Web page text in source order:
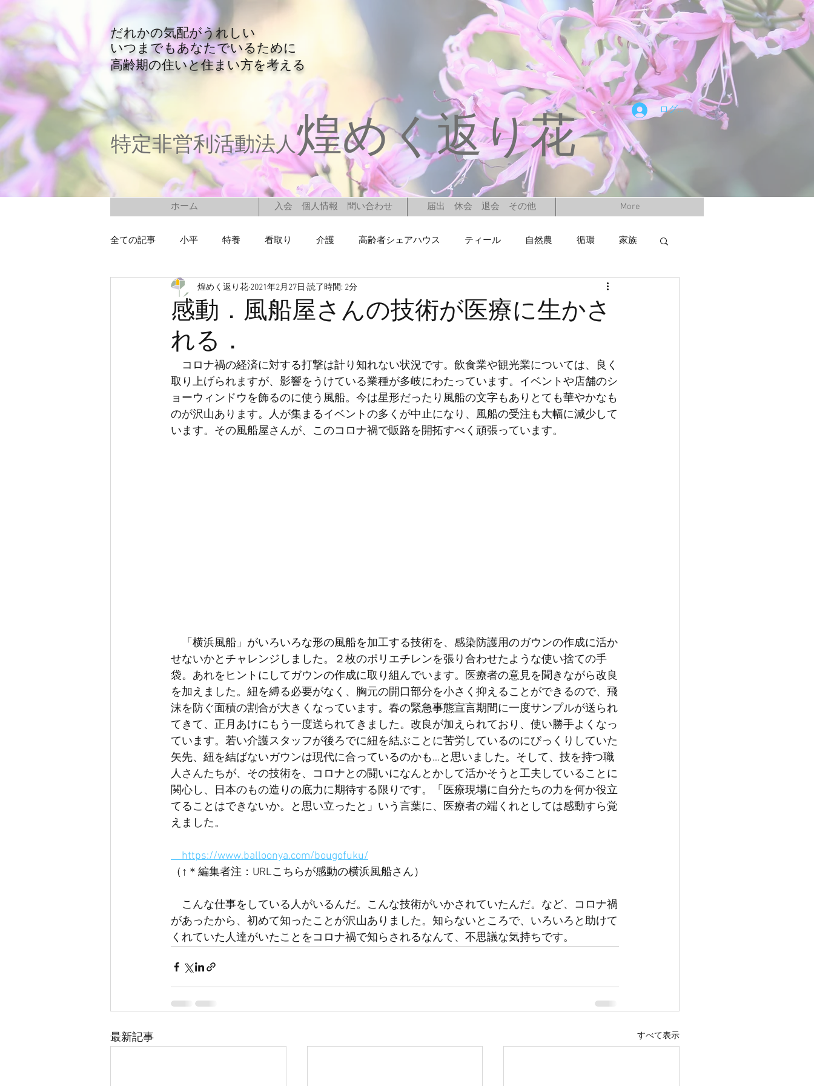
​だれかの気配がうれしい
​いつまでもあなたでいるために
​高齢期の住いと住まい方を考える
特定非営利活動法人煌めく返り花
ログイン
ホーム 入会 個人情報 問い合わせ 届出 休会 退会 その他 More
全ての記事 小平 特養 看取り 介護 高齢者シェアハウス ティール 自然農 循環 家族
救急車 医療 高齢者 孤独死
ACP
有料老人ホーム サービス付き高齢者向け住宅 サ高住
感動．風船屋さんの技術が医療に生かさ
れる．
煌めく返り花 2021年2月27日 読了時間: 2分
コロナ禍の経済に対する打撃は計り知れない状況です。飲食業や観光業については、良く
取り上げられますが、影響をうけている業種が多岐にわたっています。イベントや店舗のシ
ョーウィンドウを飾るのに使う風船。今は星形だったり風船の文字もありとても華やかなも
のが沢山あります。人が集まるイベントの多くが中止になり、風船の受注も大幅に減少して
います。その風船屋さんが、このコロナ禍で販路を開拓すべく頑張っています。
「横浜風船」がいろいろな形の風船を加工する技術を、感染防護用のガウンの作成に活か
せないかとチャレンジしました。２枚のポリエチレンを張り合わせたような使い捨ての手
袋。あれをヒントにしてガウンの作成に取り組んでいます。医療者の意見を聞きながら改良
を加えました。紐を縛る必要がなく、胸元の開口部分を小さく抑えることができるので、飛
沫を防ぐ面積の割合が大きくなっています。春の緊急事態宣言期間に一度サンプルが送られ
てきて、正月あけにもう一度送られてきました。改良が加えられており、使い勝手よくなっ
ています。若い介護スタッフが後ろでに紐を結ぶことに苦労しているのにびっくりしていた
矢先、紐を結ばないガウンは現代に合っているのかも…と思いました。そして、技を持つ職
人さんたちが、その技術を、コロナとの闘いになんとかして活かそうと工夫していることに
関心し、日本のもの造りの底力に期待する限りです。「医療現場に自分たちの力を何か役立
てることはできないか。と思い立ったと」いう言葉に、医療者の端くれとしては感動すら覚
えました。
https://www.balloonya.com/bougofuku/
（↑＊編集者注：URLこちらが感動の横浜風船さん）
こんな仕事をしている人がいるんだ。こんな技術がいかされていたんだ。など、コロナ禍
があったから、初めて知ったことが沢山ありました。知らないところで、いろいろと助けて
くれていた人達がいたことをコロナ禍で知らされるなんて、不思議な気持ちです。
最新記事 すべて表示